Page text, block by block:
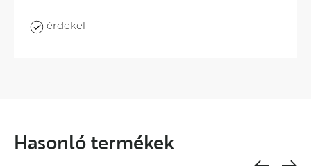
érdekel
Hasonló termékek